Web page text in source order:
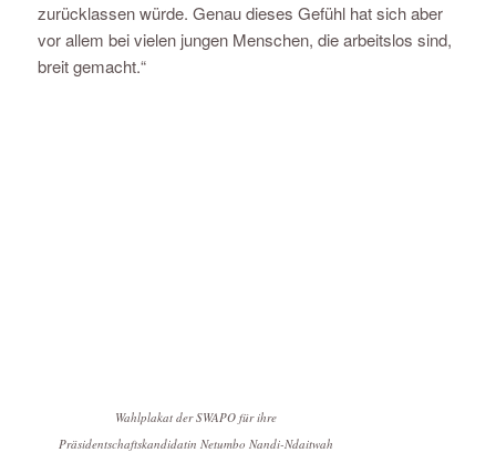
zurücklassen würde. Genau dieses Gefühl hat sich aber
vor allem bei vielen jungen Menschen, die arbeitslos sind,
breit gemacht.“
Wahlplakat der SWAPO für ihre
Präsidentschaftskandidatin Netumbo Nandi-Ndaitwah